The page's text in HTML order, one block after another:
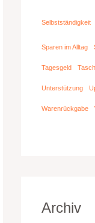
Selbstständigkeit
Sparen im Alltag
Tagesgeld
Unterstützung
Warenrückgabe
Archiv